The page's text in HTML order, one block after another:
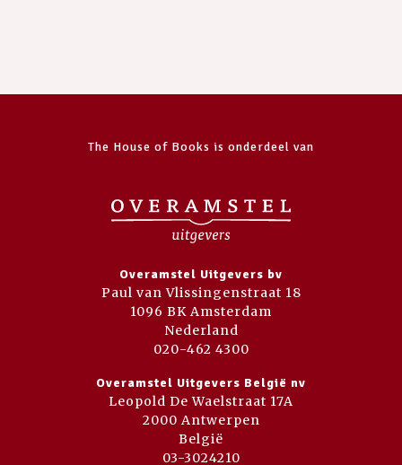
The House of Books is onderdeel van
Overamstel Uitgevers bv
Paul van Vlissingenstraat 18
1096 BK Amsterdam
Nederland
020-462 4300
Overamstel Uitgevers België nv
Leopold De Waelstraat 17A
2000 Antwerpen
België
03-3024210